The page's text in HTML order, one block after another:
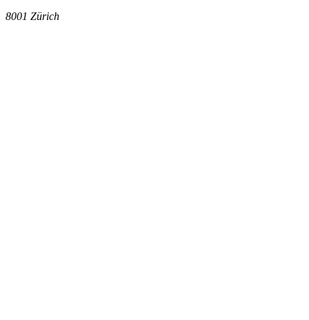
8001 Zürich